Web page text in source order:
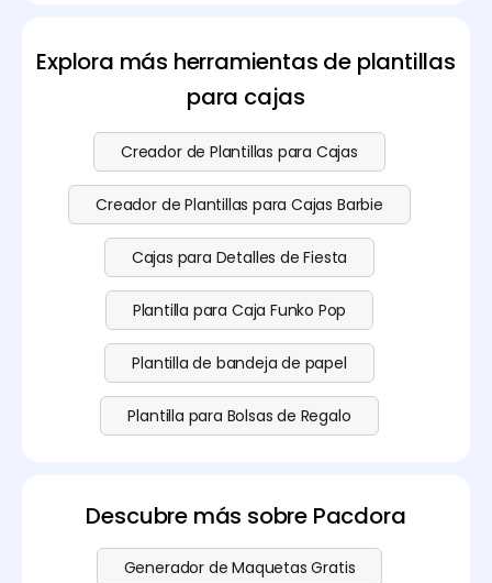
estilos de cajas.
Explora más herramientas de plantillas
para cajas
Creador de Plantillas para Cajas
Creador de Plantillas para Cajas Barbie
Cajas para Detalles de Fiesta
Plantilla para Caja Funko Pop
Plantilla de bandeja de papel
Plantilla para Bolsas de Regalo
Descubre más sobre Pacdora
Generador de Maquetas Gratis